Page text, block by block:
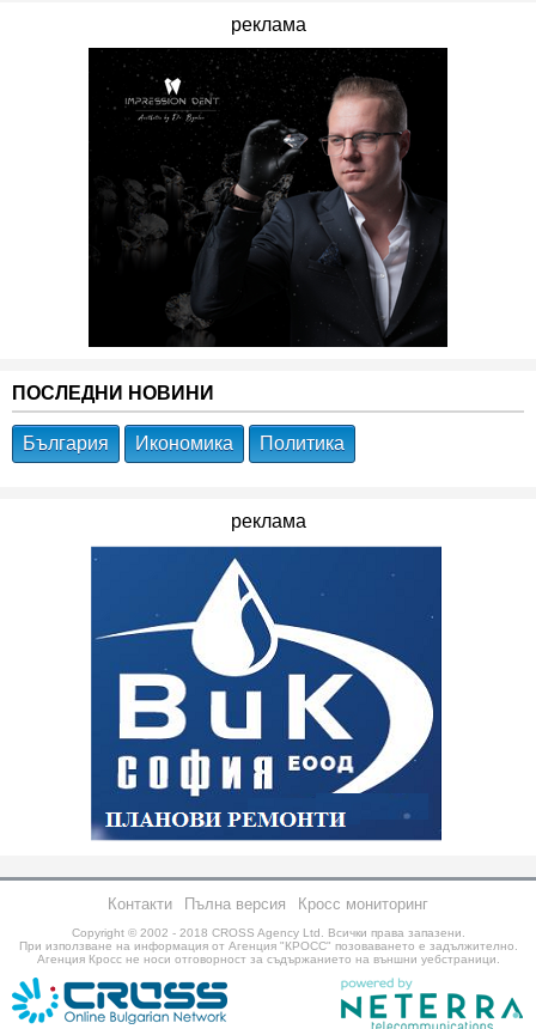
реклама
ПОСЛЕДНИ НОВИНИ
България Икономика Политика
реклама
Контакти Пълна версия Кросс мониторинг
Copyright © 2002 - 2018 CROSS Agency Ltd.
Всички права запазени.
При използване на информация от Агенция "КРОСС" позоваването е задължително.
Агенция Кросс не носи отговорност за съдържанието на външни уебстраници.